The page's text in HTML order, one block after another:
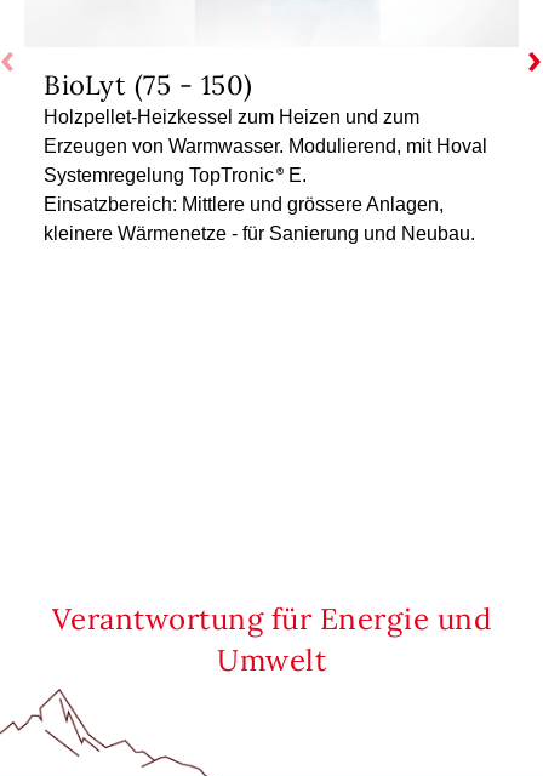
BioLyt (75 - 150)
Holzpellet-Heizkessel zum Heizen und zum
Erzeugen von Warmwasser. Modulierend, mit Hoval
Systemregelung TopTronic
E.
Einsatzbereich: Mittlere und grössere Anlagen,
kleinere Wärmenetze - für Sanierung und Neubau.
Verantwortung für Energie und
Umwelt